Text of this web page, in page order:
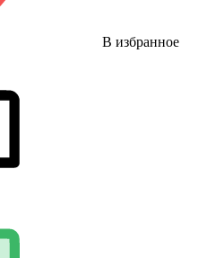
В избранное